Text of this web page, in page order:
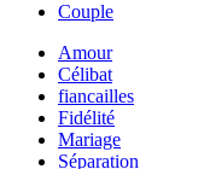
Couple
Amour
Célibat
fiancailles
Fidélité
Mariage
Séparation